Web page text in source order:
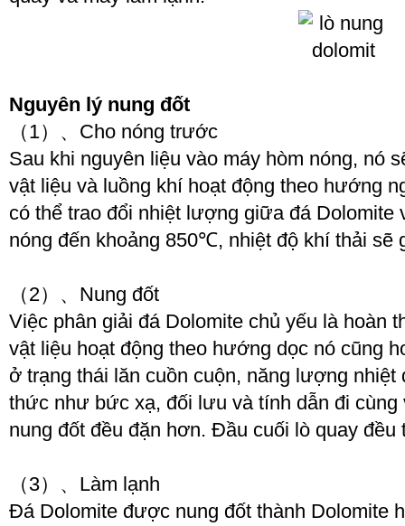
Nguyên lý nung đốt
（1）、Cho nóng trước
Sau khi nguyên liệu vào máy hòm nóng, nó
vật liệu và luồng khí hoạt động theo hướng
có thể trao đổi nhiệt lượng giữa đá Dolomite
nóng đến khoảng 850℃, nhiệt độ khí thải sẽ
（2）、Nung đốt
Việc phân giải đá Dolomite chủ yếu là hoàn
vật liệu hoạt động theo hướng dọc nó cũng
ở trạng thái lăn cuồn cuộn, năng lượng
thức như bức xạ, đối lưu và tính dẫn đi cùng
nung đốt đều đặn hơn. Đầu cuối lò quay
（3）、Làm lạnh
Đá Dolomite được nung đốt thành Dolomite